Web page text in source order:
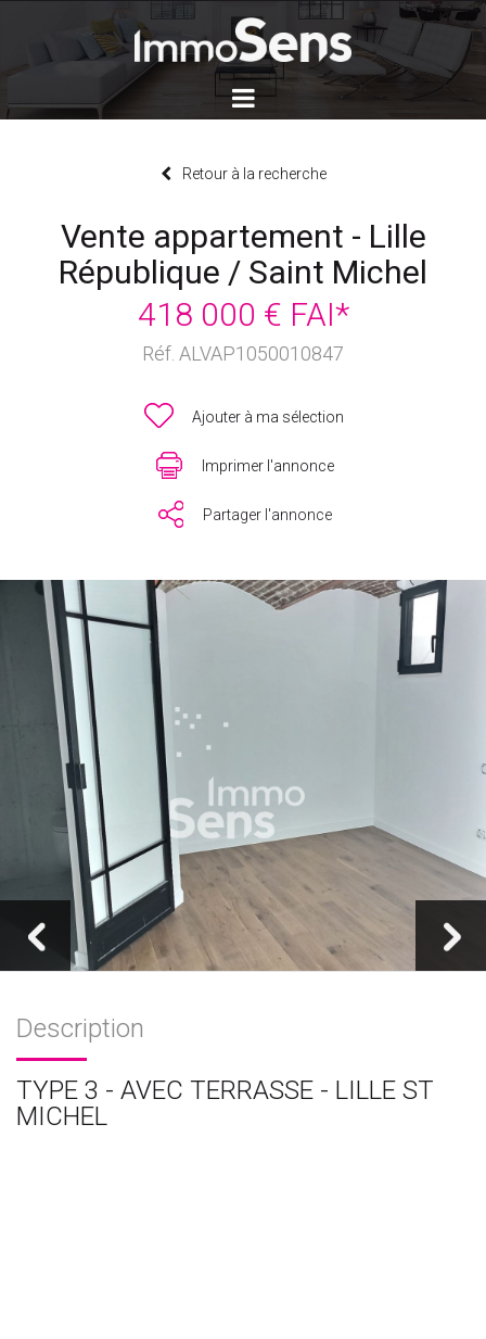
Retour à la recherche
Vente appartement - Lille
République / Saint Michel
418 000 € FAI*
Réf. ALVAP1050010847
Ajouter à ma sélection
Imprimer l'annonce
Partager l'annonce
Description
TYPE 3 - AVEC TERRASSE - LILLE ST
MICHEL